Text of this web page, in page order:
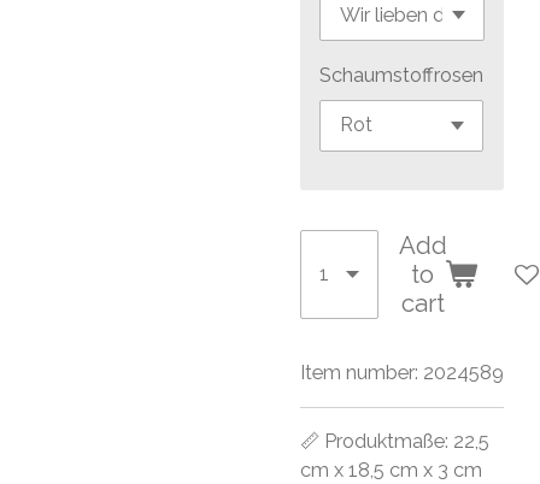
Schaumstoffrosen
Add
to
cart
Item number: 2024589
📏 Produktmaße: 22,5
cm x 18,5 cm x 3 cm